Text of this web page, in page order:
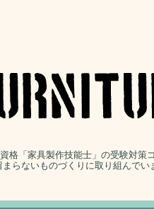
格「家具製作技能士」の受験対策
らないものづくりに取り組んで